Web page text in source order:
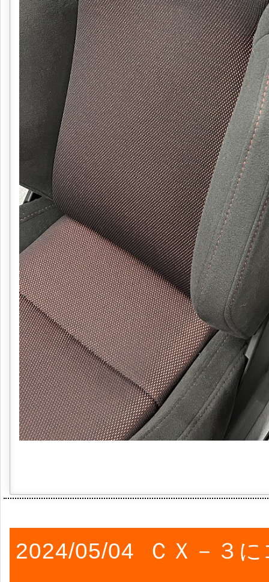
2024/05/04 ＣＸ－３